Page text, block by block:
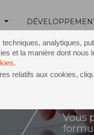
analytiques,
et la manière dont nous
.
relatifs aux cookies,
Vous